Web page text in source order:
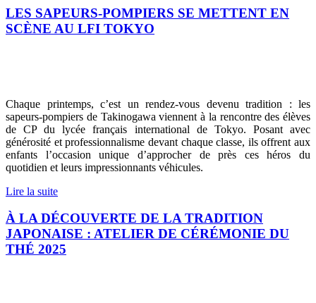
LES SAPEURS-POMPIERS SE METTENT EN
SCÈNE AU LFI TOKYO
Chaque printemps, c’est un rendez-vous devenu tradition : les
sapeurs-pompiers de Takinogawa viennent à la rencontre des élèves
de CP du lycée français international de Tokyo. Posant avec
générosité et professionnalisme devant chaque classe, ils offrent aux
enfants l’occasion unique d’approcher de près ces héros du
quotidien et leurs impressionnants véhicules.
Lire la suite
À LA DÉCOUVERTE DE LA TRADITION
JAPONAISE : ATELIER DE CÉRÉMONIE DU
THÉ 2025